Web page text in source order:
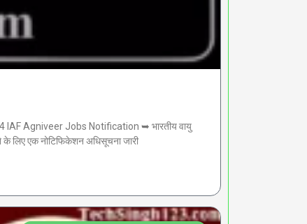
IAF Agniveer Jobs Notification ➥ भारतीय वायु
एक नोटिफिकेशन अधिसूचना जारी